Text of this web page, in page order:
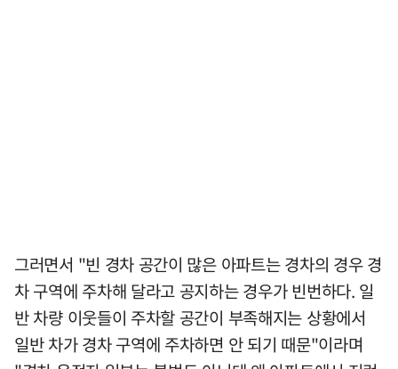
그러면서 "빈 경차 공간이 많은 아파트는 경차의 경우 경
차 구역에 주차해 달라고 공지하는 경우가 빈번하다. 일
반 차량 이웃들이 주차할 공간이 부족해지는 상황에서
일반 차가 경차 구역에 주차하면 안 되기 때문"이라며